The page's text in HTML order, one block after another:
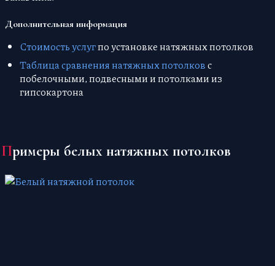
Дополнительная информация
Стоимость услугпо установке натяжных потолков
Таблица сравнения натяжных потолковс
побелочными, подвесными и потолками из
гипсокартона
Примеры белых натяжных потолков